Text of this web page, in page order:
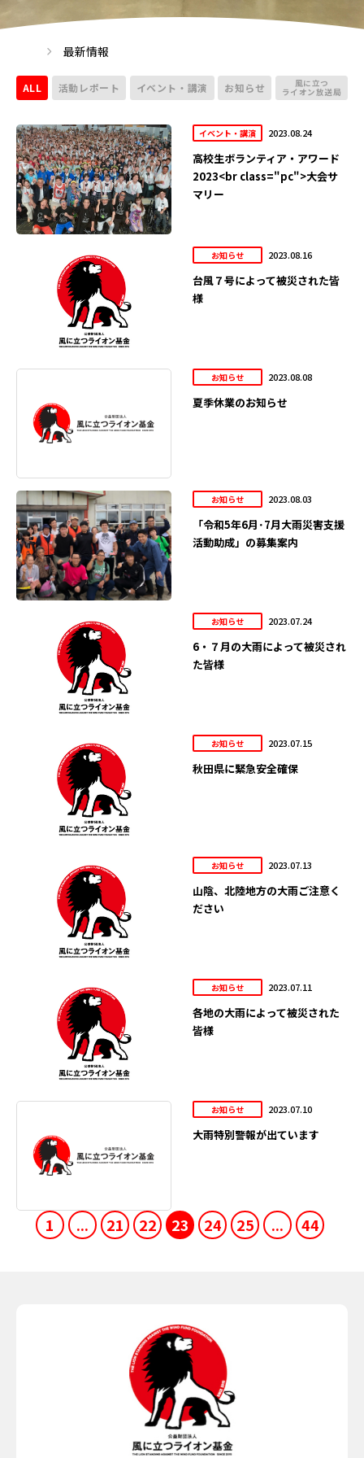
最新情報
ALL 活動レポート イベント・講演 お知らせ 風に立つ
ライオン放送局
イベント・講演 2023.08.24
高校生ボランティア・アワード
2023<br class="pc">大会サ
マリー
お知らせ 2023.08.16
台風７号によって被災された皆
様
お知らせ 2023.08.08
夏季休業のお知らせ
お知らせ 2023.08.03
「令和5年6月･7月大雨災害支援
活動助成」の募集案内
お知らせ 2023.07.24
6・７月の大雨によって被災され
た皆様
お知らせ 2023.07.15
秋田県に緊急安全確保
お知らせ 2023.07.13
山陰、北陸地方の大雨ご注意く
ださい
お知らせ 2023.07.11
各地の大雨によって被災された
皆様
お知らせ 2023.07.10
大雨特別警報が出ています
1 ... 21 22 23 24 25 ... 44